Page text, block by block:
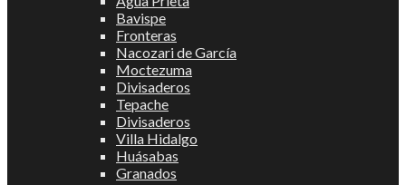
Bavispe
Fronteras
Nacozari de García
Moctezuma
Divisaderos
Tepache
Divisaderos
Villa Hidalgo
Huásabas
Granados